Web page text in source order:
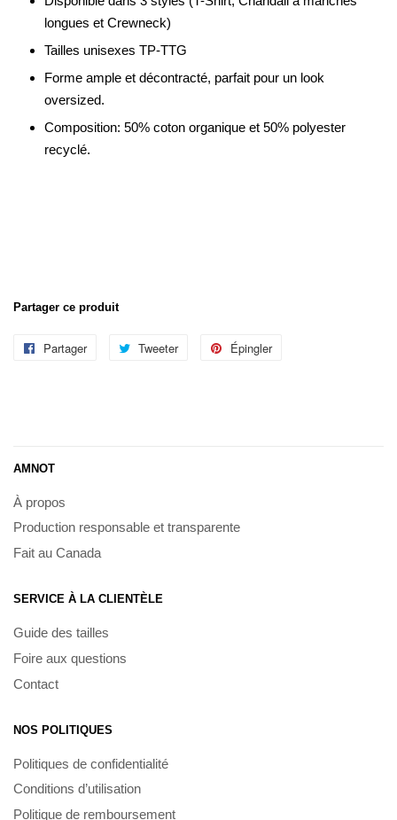
longues et Crewneck)
Tailles unisexes TP-TTG
Forme ample et décontracté, parfait pour un look
oversized.
Composition: 50% coton organique et 50% polyester
recyclé.
Partager ce produit
Partager
PartagerTweeter
Tweeter Épingler
AMNOT
À propos
Production responsable et transparente
Fait au Canada
SERVICE À LA CLIENTÈLE
Guide des tailles
Foire aux questions
Contact
NOS POLITIQUES
Politiques de confidentialité
Conditions d’utilisation
Politique de remboursement